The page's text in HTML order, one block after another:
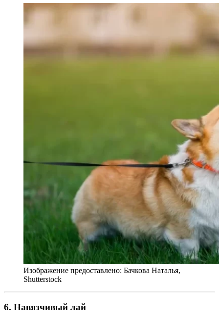
Изображение предоставлено: Бачкова Наталья,
Shutterstock
6. Навязчивый лай